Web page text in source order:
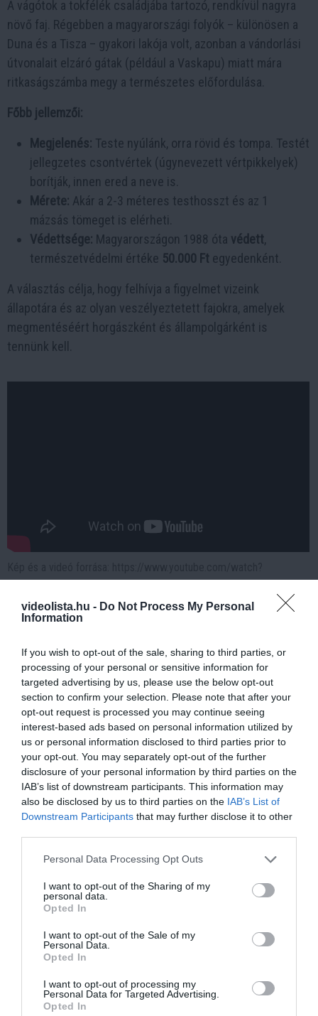
videolista.hu - Do Not Process My Personal
Information
If you wish to opt-out of the sale, sharing to third parties, or
processing of your personal or sensitive information for
targeted advertising by us, please use the below opt-out
section to confirm your selection. Please note that after your
opt-out request is processed you may continue seeing
interest-based ads based on personal information utilized by
us or personal information disclosed to third parties prior to
your opt-out. You may separately opt-out of the further
disclosure of your personal information by third parties on the
IAB’s list of downstream participants. This information may
also be disclosed by us to third parties on the IAB’s List of
Downstream Participants that may further disclose it to other
Please note that this website/app uses one or more Google
not limited to your visit or usage behaviour. You may click to
grant or deny consent to Google and its third-party tags to
use your data for below specified purposes in below Google
consent section.
Personal Data Processing Opt Outs
I want to opt-out of the Sharing of my
personal data.
Opted In
I want to opt-out of the Sale of my
Personal Data.
Opted In
I want to opt-out of processing my
Personal Data for Targeted Advertising.
Opted In
A vágótok a tokfélék családjába tartozó, rendkívül nagyra
növő faj. Régebben a magyarországi folyók – különösen a
Duna és a Tisza – gyakori lakója volt, azonban a vándorlási
útvonalait elzáró gátak (például a Vaskapu) miatt mára
ritkaságszámba megy a természetes előfordulása.
Főbb jellemzői:
Megjelenés: Teste nyúlánk, orra rövid és tompa. Testét
jellegzetes csontvértek (úgynevezett vértpikkelyek)
borítják, innen ered a neve is.
Mérete: Akár a 2-3 méteres testhosszt és az 1
mázsás tömeget is elérheti.
Védettsége: Magyarországon 1988 óta védett,
természetvédelmi értéke 50.000 Ft egyedenként.
A választás célja, hogy felhívja a figyelmet vizeink
állapotára és az olyan veszélyeztetett fajokra, amelyek
megmentéséért horgászként és állampolgárként is
tennünk kell.
v=4hwoiE6HpDA
Az Év hala választás korábbi győztesei
Íme az elmúlt évtized „halas toplistája”, amely hűen tükrözi
vizeink sokszínűségét:
2026: Vágótok – Az ősi páncélos óriás, amely a
vándorló tokfélék drámai helyzetére hívja fel a
figyelmet.
2025: Kurta baing– Apró termetű, de annál fontosabb
tagja a vízi táplálékláncnak, a mocsaras területek
túlélője.
2024: Réticsík– A „vízi időjós”, amely régen a népi
halászat fontos eleme volt, ma már szigorúan védett.
2023: Lápi póc– Egy igazi hungarikum, amely a
közé.
2022: Bodorka
legkedveltebb képviselője a horgászok körében.
2021: Jászkeszeg
jelképezi.
2020: Süllő